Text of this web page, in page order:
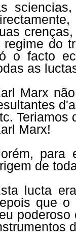
regime do
o facto
as
Marx
Teriamos
Marx!
para
de
lucta
que o